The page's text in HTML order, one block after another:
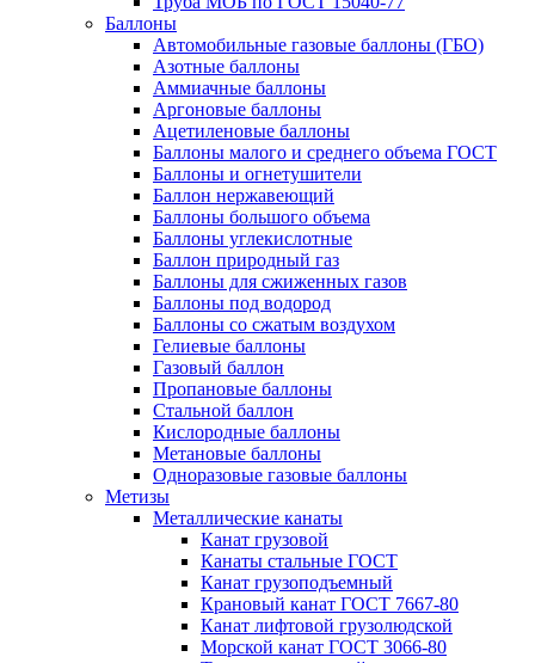
Баллоны
Автомобильные газовые баллоны (ГБО)
Азотные баллоны
Аммиачные баллоны
Аргоновые баллоны
Ацетиленовые баллоны
Баллоны малого и среднего объема ГОСТ
Баллоны и огнетушители
Баллон нержавеющий
Баллоны большого объема
Баллоны углекислотные
Баллон природный газ
Баллоны для сжиженных газов
Баллоны под водород
Баллоны со сжатым воздухом
Гелиевые баллоны
Газовый баллон
Пропановые баллоны
Стальной баллон
Кислородные баллоны
Метановые баллоны
Одноразовые газовые баллоны
Метизы
Металлические канаты
Канат грузовой
Канаты стальные ГОСТ
Канат грузоподъемный
Крановый канат ГОСТ 7667-80
Канат лифтовой грузолюдской
Морской канат ГОСТ 3066-80